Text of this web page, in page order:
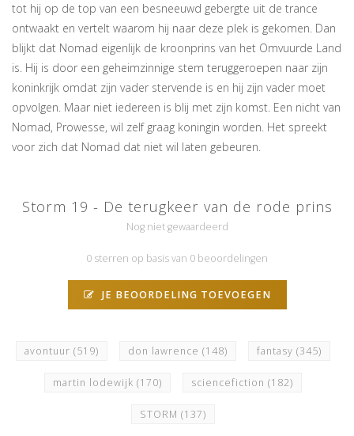
tot hij op de top van een besneeuwd gebergte uit de trance
ontwaakt en vertelt waarom hij naar deze plek is gekomen. Dan
blijkt dat Nomad eigenlijk de kroonprins van het Omvuurde Land
is. Hij is door een geheimzinnige stem teruggeroepen naar zijn
koninkrijk omdat zijn vader stervende is en hij zijn vader moet
opvolgen. Maar niet iedereen is blij met zijn komst. Een nicht van
Nomad, Prowesse, wil zelf graag koningin worden. Het spreekt
voor zich dat Nomad dat niet wil laten gebeuren.
Storm 19 - De terugkeer van de rode prins
Nog niet gewaardeerd
0 sterren op basis van 0 beoordelingen
JE BEOORDELING TOEVOEGEN
avontuur (519) don lawrence (148) fantasy (345)
martin lodewijk (170) sciencefiction (182)
STORM (137)